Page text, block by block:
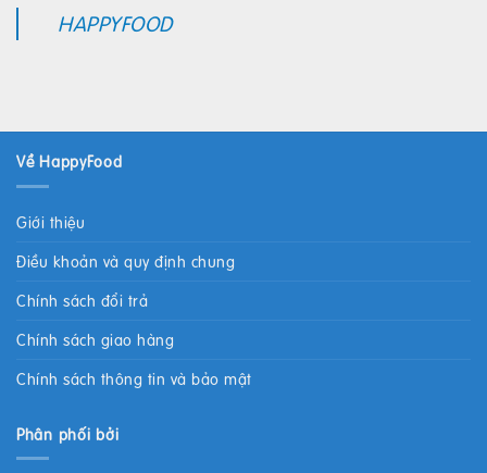
HAPPYFOOD
Về HappyFood
Giới thiệu
Điều khoản và quy định chung
Chính sách đổi trả
Chính sách giao hàng
Chính sách thông tin và bảo mật
Phân phối bởi